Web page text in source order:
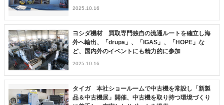
2025.10.16
ヨシダ機材 買取専門独自の流通ルートを確立し海
外へ輸出、「drupa」、「IGAS」、「HOPE」な
ど、国内外のイベントにも精力的に参加
2025.10.16
タイガ 本社ショールームで中古機を常設し「新製
品＆中古機展」開催、中古機を取り持つ環境づくり